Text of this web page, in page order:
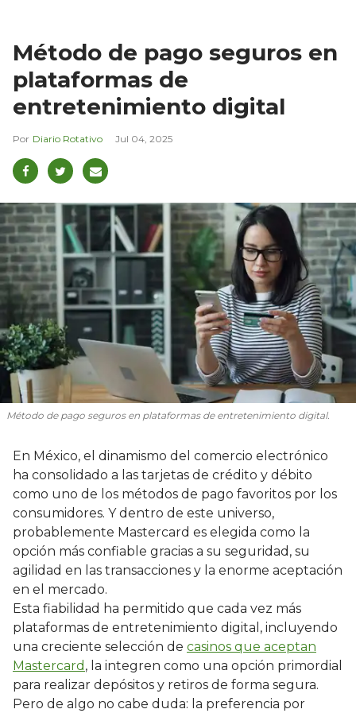
Método de pago seguros en
plataformas de
entretenimiento digital
Diario Rotativo Jul 04, 2025
Método de pago seguros en plataformas de entretenimiento digital.
En México, el dinamismo del comercio electrónico
ha consolidado a las tarjetas de crédito y débito
como uno de los métodos de pago favoritos por los
consumidores. Y dentro de este universo,
probablemente Mastercard es elegida como la
opción más confiable gracias a su seguridad, su
agilidad en las transacciones y la enorme aceptación
en el mercado.
Esta fiabilidad ha permitido que cada vez más
plataformas de entretenimiento digital, incluyendo
una creciente selección de casinos que aceptan
Mastercard , la integren como una opción primordial
para realizar depósitos y retiros de forma segura.
Pero de algo no cabe duda: la preferencia por